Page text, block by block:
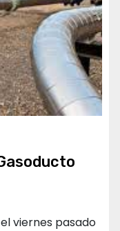
viernes pasado